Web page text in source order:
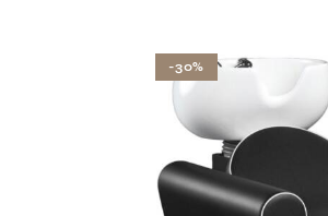
-30%